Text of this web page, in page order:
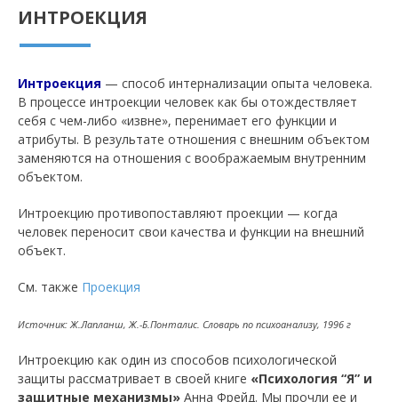
ИНТРОЕКЦИЯ
Интроекция — способ интернализации опыта человека.
В процессе интроекции человек как бы отождествляет
себя с чем-либо «извне», перенимает его функции и
атрибуты. В результате отношения с внешним объектом
заменяются на отношения с воображаемым внутренним
объектом.
Интроекцию противопоставляют проекции — когда
человек переносит свои качества и функции на внешний
объект.
См. также Проекция
Источник: Ж.Лапланш, Ж.-Б.Понталис. Словарь по психоанализу, 1996 г
Интроекцию как один из способов психологической
защиты рассматривает в своей книге «Психология “Я” и
защитные механизмы» Анна Фрейд. Мы прочли ее и